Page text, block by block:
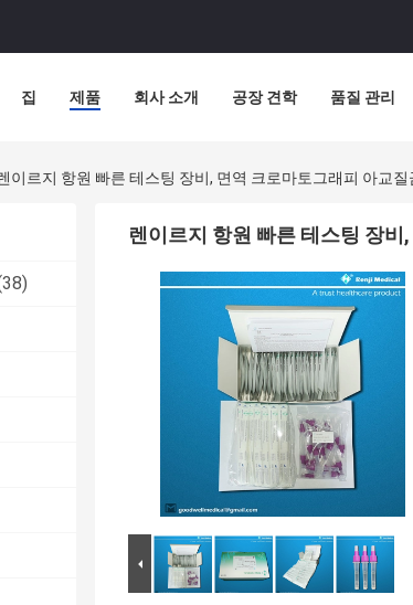
집 제품 회사 소개 공장 견학 품질 관리
이르지 항원 빠른 테스팅 장비, 면역 크로마토그래피 아교질
렌이르지 항원 빠른 테스팅 장